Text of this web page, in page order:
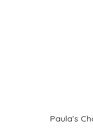
Paula’s